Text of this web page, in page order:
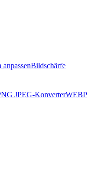
Bildschärfe
JPEG-KonverterWEBP